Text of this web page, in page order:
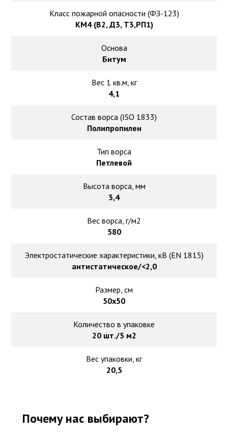
Класс пожарной опасности (ФЗ-123)
КМ4 (В2, Д3, Т3,РП1)
Основа
Битум
Вес 1 кв.м, кг
4,1
Состав ворса (ISO 1833)
Полипропилен
Тип ворса
Петлевой
Высота ворса, мм
3,4
Вес ворса, г/м2
580
Электростатические характеристики, кВ (EN 1815)
антистатическое/<2,0
Размер, см
50х50
Количество в упаковке
20 шт./5 м2
Вес упаковки, кг
20,5
Почему нас выбирают?